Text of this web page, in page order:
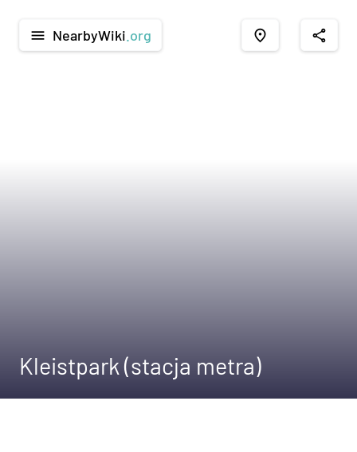
menu NearbyWiki .org place share
Kleistpark (stacja metra)